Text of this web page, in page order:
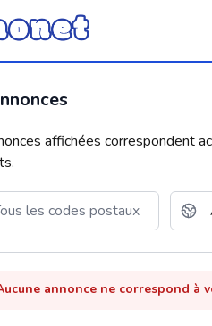
affichées correspondent
annonce ne correspond à